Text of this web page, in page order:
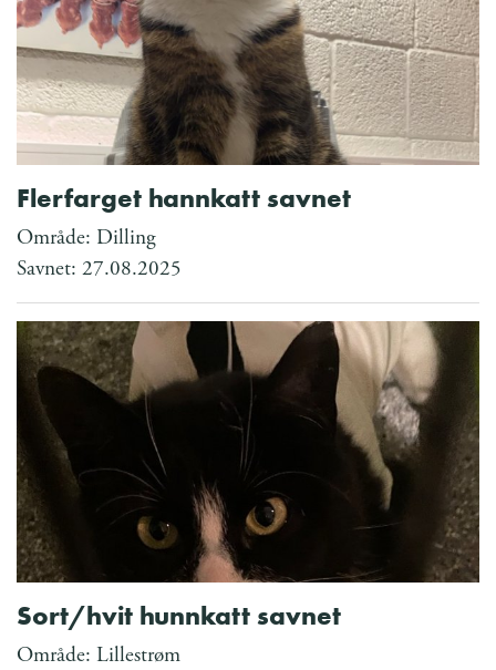
Flerfarget hannkatt savnet
Område: Dilling
Savnet: 27.08.2025
Sort/hvit hunnkatt savnet
Område: Lillestrøm